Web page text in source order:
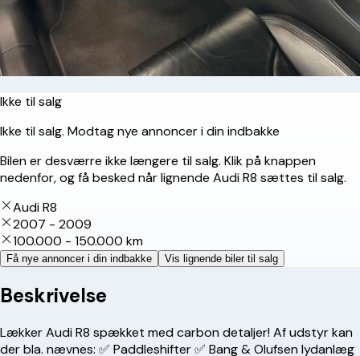
Ikke til salg
Ikke til salg. Modtag nye annoncer i din indbakke
Bilen er desværre ikke længere til salg. Klik på knappen
nedenfor, og få besked når lignende Audi R8 sættes til salg.
Audi R8
2007 - 2009
100.000 - 150.000 km
Få nye annoncer i din indbakke Vis lignende biler til salg
Beskrivelse
Lækker Audi R8 spækket med carbon detaljer! Af udstyr kan
der bla. nævnes: ✅ Paddleshifter ✅ Bang & Olufsen lydanlæg